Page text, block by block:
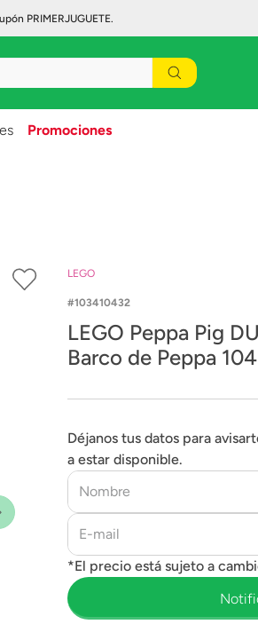
PRIMERJUGUETE.
Promociones
LEGO
103410432
LEGO Peppa Pig DUPLO
Barco de Peppa
Déjanos tus datos para
a estar disponible.